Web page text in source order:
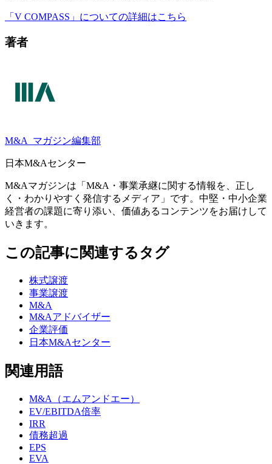
「V COMPASS」についての詳細はこちら
著者
M&A マガジン編集部
日本M&Aセンター
M&Aマガジンは「M&A・事業承継に関する情報を、正し
く・わかりやすく発信するメディア」です。中堅・中小企業
経営者の課題に寄り添い、価値あるコンテンツをお届けして
いきます。
この記事に関連するタグ
株式譲渡
事業譲渡
M&A
M&Aアドバイザー
企業評価
日本M&Aセンター
関連用語
M&A（エムアンドエー）
EV/EBITDA倍率
IRR
債務超過
EPS
EVA